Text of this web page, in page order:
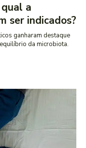
a
ser indicados?
ganharam destaque
da microbiota.